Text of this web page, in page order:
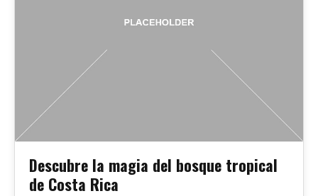
Descubre la magia del bosque tropical
de Costa Rica